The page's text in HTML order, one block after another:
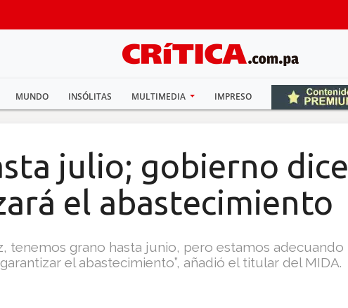
MUNDO INSÓLITAS MULTIMEDIA IMPRESO
julio; gobierno dice
el abastecimiento
tenemos grano hasta junio, pero estamos adecuando
el abastecimiento”, añadió el titular del MIDA.